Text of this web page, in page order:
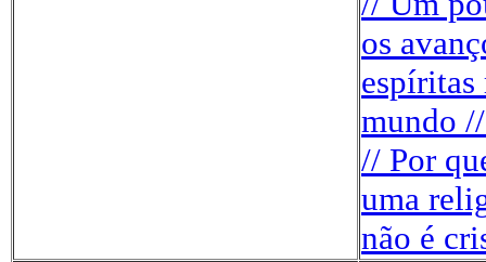
os
espíritas
mundo
// Por
uma
não é